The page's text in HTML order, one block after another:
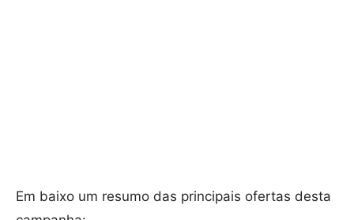
Em baixo um resumo das principais ofertas desta